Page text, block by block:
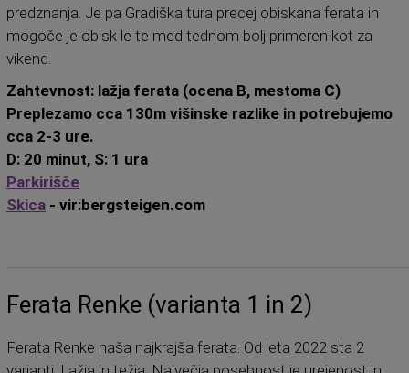
predznanja. Je pa Gradiška tura precej obiskana ferata in
mogoče je obisk le te med tednom bolj primeren kot za
vikend.
Zahtevnost: lažja ferata (ocena B, mestoma C)
Preplezamo cca 130m višinske razlike in potrebujemo
cca 2-3 ure.
D: 20 minut, S: 1 ura
Parkirišče
Skica - vir:bergsteigen.com
Ferata Renke (varianta 1 in 2)
Ferata Renke naša najkrajša ferata. Od leta 2022 sta 2